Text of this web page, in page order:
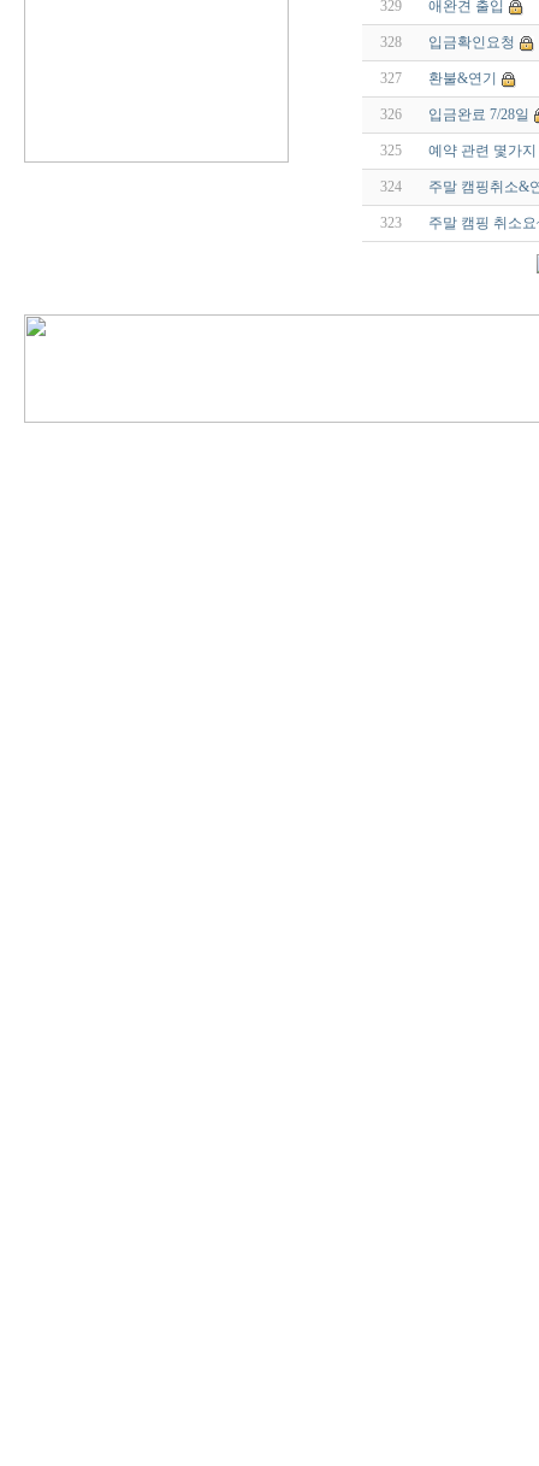
329 애완견 출입
328 입금확인요청
327 환불&연기
326 입금완료 7/28일
325 예약 관련 몇가
324 주말 캠핑취소&
323 주말 캠핑 취소